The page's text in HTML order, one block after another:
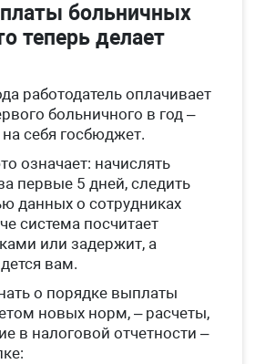
больничных
теперь делает
работодатель оплачивает
больничного в год –
себя госбюджет.
означает: начислять
первые 5 дней, следить
данных о сотрудниках
система посчитает
или задержит, а
вам.
о порядке выплаты
новых норм, – расчеты,
в налоговой отчетности –